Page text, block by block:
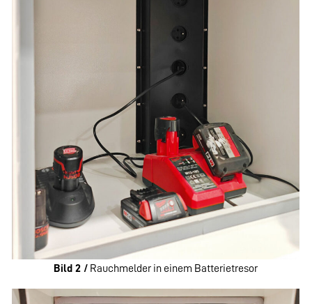
Bild 2 / Rauchmelder in einem Batterietresor